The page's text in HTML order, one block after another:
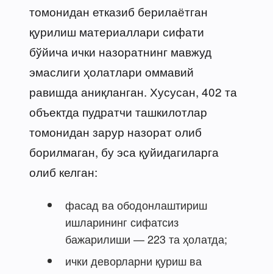
томонидан етказиб берилаётган
қурилиш материаллари сифати
бўйича ички назоратнинг мавжуд
эмаслиги ҳолатлари оммавий
равишда аниқланган. Хусусан, 402 та
объектда пудратчи ташкилотлар
томонидан зарур назорат олиб
борилмаган, бу эса қуйидагиларга
олиб келган:
фасад ва ободонлаштириш
ишларининг сифатсиз
бажарилиши — 223 та ҳолатда;
ички деворларни қуриш ва